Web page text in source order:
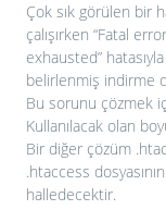
Çok sık görülen bir
çalışırken “Fatal
exhausted”
belirlenmiş indirme
Bu sorunu çözmek
Kullanılacak olan
Bir diğer çözüm
.htaccess
halledecektir.